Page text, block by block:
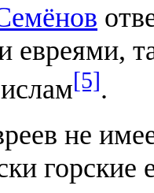
евреями,
[5].
не